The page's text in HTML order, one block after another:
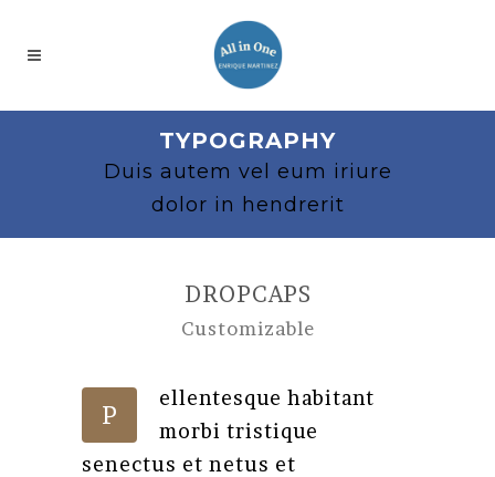
TYPOGRAPHY
Duis autem vel eum iriure
dolor in hendrerit
DROPCAPS
Customizable
P
ellentesque habitant
morbi tristique
senectus et netus et